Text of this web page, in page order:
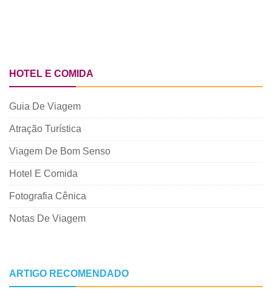
HOTEL E COMIDA
Guia De Viagem
Atração Turística
Viagem De Bom Senso
Hotel E Comida
Fotografia Cênica
Notas De Viagem
ARTIGO RECOMENDADO